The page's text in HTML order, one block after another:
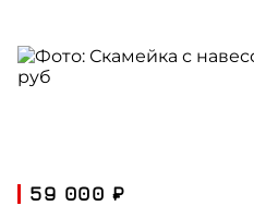
59 000 ₽